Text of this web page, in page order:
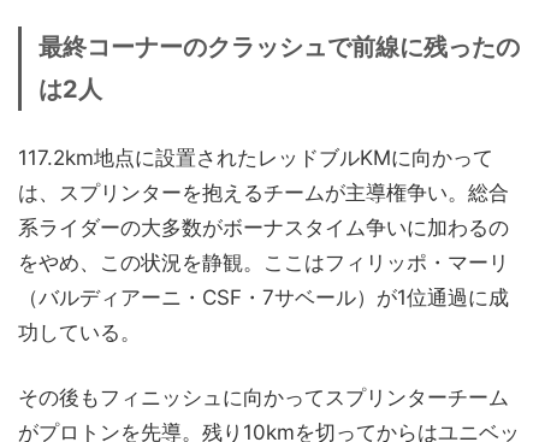
最終コーナーのクラッシュで前線に残ったの
は2人
117.2km地点に設置されたレッドブルKMに向かって
は、スプリンターを抱えるチームが主導権争い。総合
系ライダーの大多数がボーナスタイム争いに加わるの
をやめ、この状況を静観。ここはフィリッポ・マーリ
（バルディアーニ・CSF・7サベール）が1位通過に成
功している。
その後もフィニッシュに向かってスプリンターチーム
がプロトンを先導。残り10kmを切ってからはユニベッ